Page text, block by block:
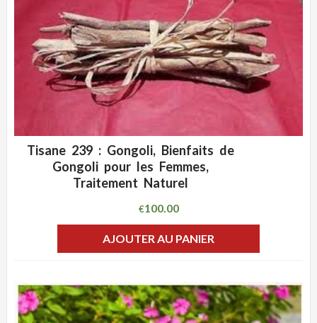
ADD WISHLIST
Tisane 239 : Gongoli, Bienfaits de
Gongoli pour les Femmes,
Traitement Naturel
€100.00
AJOUTER AU PANIER